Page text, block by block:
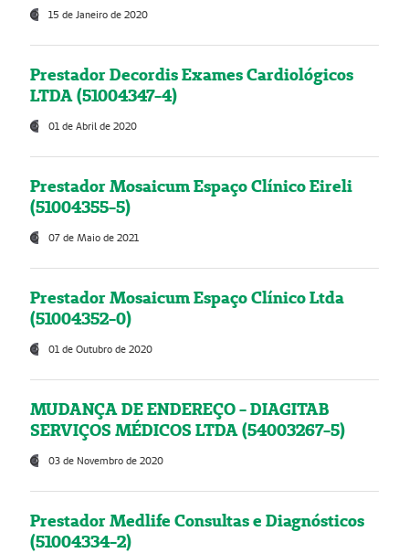
15 de Janeiro de 2020
Prestador Decordis Exames Cardiológicos
LTDA (51004347-4)
01 de Abril de 2020
Prestador Mosaicum Espaço Clínico Eireli
(51004355-5)
07 de Maio de 2021
Prestador Mosaicum Espaço Clínico Ltda
(51004352-0)
01 de Outubro de 2020
MUDANÇA DE ENDEREÇO - DIAGITAB
SERVIÇOS MÉDICOS LTDA (54003267-5)
03 de Novembro de 2020
Prestador Medlife Consultas e Diagnósticos
(51004334-2)